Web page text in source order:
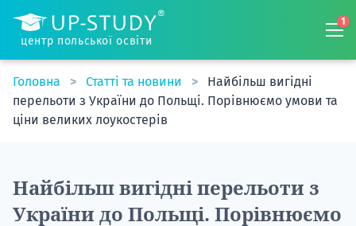
центр польської освіти
1
Головна Статті та новини
Найбільш вигідні
перельоти з України до Польщі. Порівнюємо умови та
ціни великих лоукостерів
Найбільш вигідні перельоти з
України до Польщі. Порівнюємо